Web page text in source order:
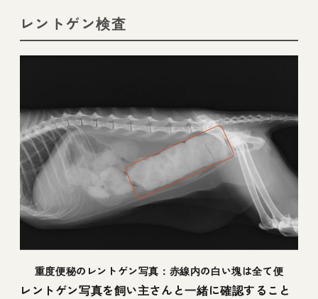
レントゲン検査
重度便秘のレントゲン写真：赤線内の白い塊は全て便
レントゲン写真を飼い主さんと一緒に確認すること